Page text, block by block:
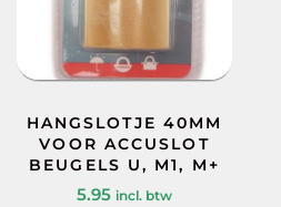
HANGSLOTJE 40MM
VOOR ACCUSLOT
BEUGELS U, M1, M+
5.95 incl. btw